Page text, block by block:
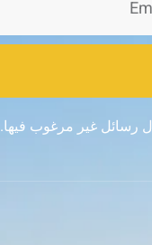
رسائل غير مرغوب فيها.